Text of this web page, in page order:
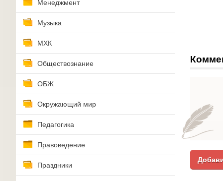
Менеджмент
Музыка
МХК
Обществознание
ОБЖ
Окружающий мир
Педагогика
Правоведение
Праздники